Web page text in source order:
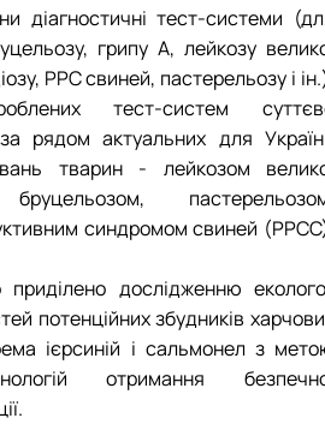
діагностичні тест-системи
грипу А, лейкозу
РРС свиней, пастерельозу і
тест-систем
рядом актуальних для
тварин - лейкозом
синдромом свиней
дослідженню
потенційних збудників
ієрсиній і сальмонел з
отримання